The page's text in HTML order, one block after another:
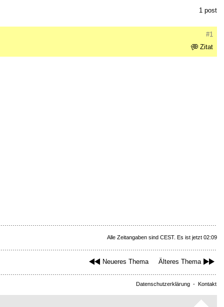
1 post
#1
Zitat
Alle Zeitangaben sind CEST. Es ist jetzt 02:09
Neueres Thema Älteres Thema
Datenschutzerklärung - Kontakt